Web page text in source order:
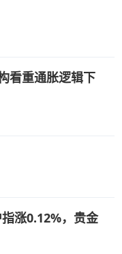
看重通胀逻辑下
涨0.12%，贵金